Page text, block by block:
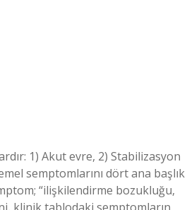
1) Akut evre, 2) Stabilizasyon
semptomlarını dört ana başlık
“ilişkilendirme bozukluğu,